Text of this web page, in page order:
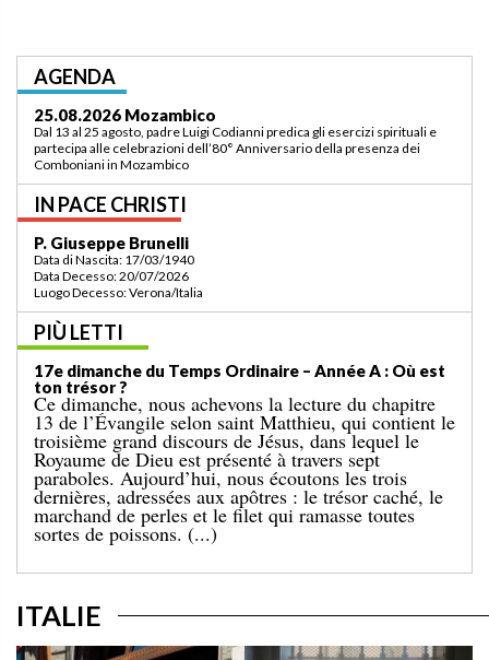
AGENDA
03.09.2026 Lomé/Togo
Padre Luigi Codianni e padre Elias Sindjalim partecipano dal 26 agosto al 3
settembre all’incontro della commissione ASCAF sulla riorganizzazione
della regione a Lomé/Togo
IN PACE CHRISTI
P. Bruno Bordonali
Data di Nascita: 01/07/1942
Data Decesso: 13/07/2026
Luogo Decesso: Verona /Italia
PIÙ LETTI
19e dimanche du Temps Ordinaire – Année A: «
Ordonne-moi de venir vers toi ! »
L’Évangile de dimanche dernier nous racontait le
miracle de la multiplication des pains pour une
grande foule, dans un lieu désert. Le récit se
terminait par le ramassage de douze paniers remplis
de restes. Cet événement est suivi de l’épisode bien
connu d’aujourd’hui, dans lequel Jésus marche sur la
mer. [...]